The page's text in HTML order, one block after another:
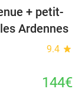
+ petit-
Ardennes
9.4 star
144€